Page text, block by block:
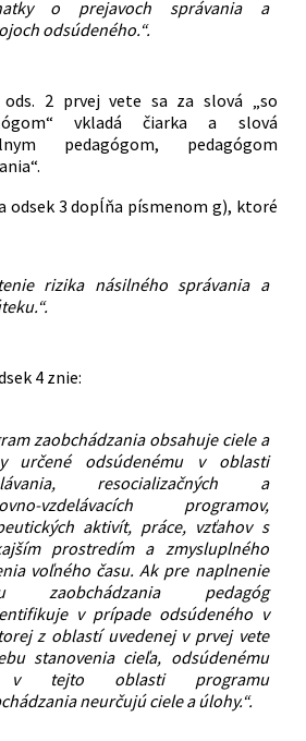
o prejavoch správania a
odsúdeného.“.
2 prvej vete sa za slová „so
vkladá čiarka a slová
pedagógom, pedagógom
odsek 3 dopĺňa písmenom g), ktoré
rizika násilného správania a
4 znie:
zaobchádzania obsahuje ciele a
určené odsúdenému v oblasti
resocializačných a
vzdelávacích programov,
aktivít, práce, vzťahov s
prostredím a zmysluplného
voľného času. Ak pre naplnenie
zaobchádzania pedagóg
v prípade odsúdeného v
z oblastí uvedenej v prvej vete
stanovenia cieľa, odsúdenému
tejto oblasti programu
neurčujú ciele a úlohy.“.